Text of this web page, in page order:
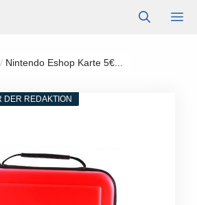
/ Nintendo Eshop Karte 5€...
DER REDAKTION